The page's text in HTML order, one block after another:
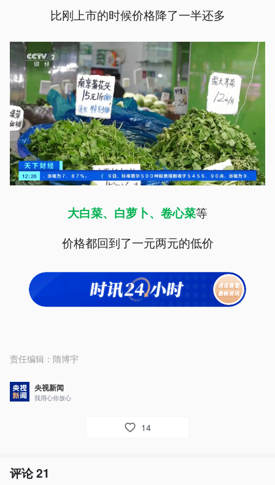
比刚上市的时候价格降了一半还多
大白菜、白萝卜、卷心菜等
价格都回到了一元两元的低价
责任编辑： 隋博宇
央视新闻
我用心你放心
14
评论21